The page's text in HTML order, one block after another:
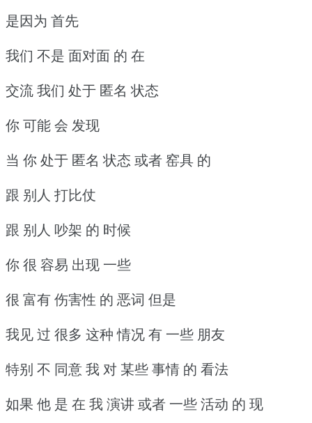
是因为 首先
我们 不是 面对面 的 在
交流 我们 处于 匿名 状态
你 可能 会 发现
当 你 处于 匿名 状态 或者 窑具 的
跟 别人 打比仗
跟 别人 吵架 的 时候
你 很 容易 出现 一些
很 富有 伤害性 的 恶词 但是
我见 过 很多 这种 情况 有 一些 朋友
特别 不 同意 我 对 某些 事情 的 看法
如果 他 是 在 我 演讲 或者 一些 活动 的 现